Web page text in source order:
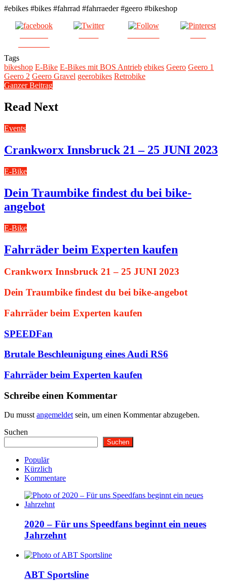
#ebikes #bikes #fahrrad #fahrraeder #geero #bikeshop
Tags
bikeshop E-Bike E-Bikes mit BOS Antrieb ebikes Geero Geero 1
Geero 2 Geero Gravel geerobikes Retrobike
Ganzer Beitrag
Read Next
Events
Crankworx Innsbruck 21 – 25 JUNI 2023
E-Bike
Dein Traumbike findest du bei bike-
angebot
E-Bike
Fahrräder beim Experten kaufen
Crankworx Innsbruck 21 – 25 JUNI 2023
Dein Traumbike findest du bei bike-angebot
Fahrräder beim Experten kaufen
SPEEDFan
Brutale Beschleunigung eines Audi RS6
Fahrräder beim Experten kaufen
Schreibe einen Kommentar
Du musstangemeldetsein, um einen Kommentar abzugeben.
Suchen
Suchen
Populär
Kürzlich
Kommentare
2020 – Für uns Speedfans beginnt ein neues
Jahrzehnt
ABT Sportsline